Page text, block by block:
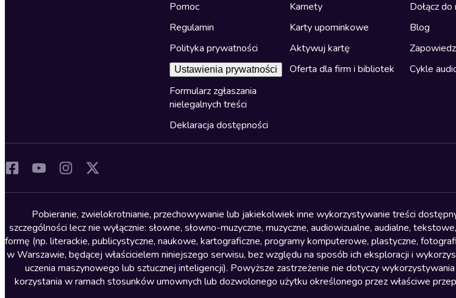
Pomoc
Regulamin
Polityka prywatności
Ustawienia prywatności
Formularz zgłaszania
nielegalnych treści
Deklaracja dostępności
Karnety
Karty upominkowe
Aktywuj kartę
Oferta dla firm i bibliotek
Dołącz
Blog
Cykle
Pobieranie, zwielokrotnianie, przechowywanie lub jakiekolwiek inne wykorzystywanie treści
szczególności lecz nie wyłącznie: słowne, słowno-muzyczne, muzyczne, audiowizualne, audialne,
formę (np. literackie, publicystyczne, naukowe, kartograficzne, programy komputerowe, plastyczne,
w Warszawie, będącej właścicielem niniejszego serwisu, bez względu na sposób ich eksploracji i
uczenia maszynowego lub sztucznej inteligencji). Powyższe zastrzeżenie nie dotyczy
korzystania w ramach stosunków umownych lub dozwolonego użytku określonego przez właściwe